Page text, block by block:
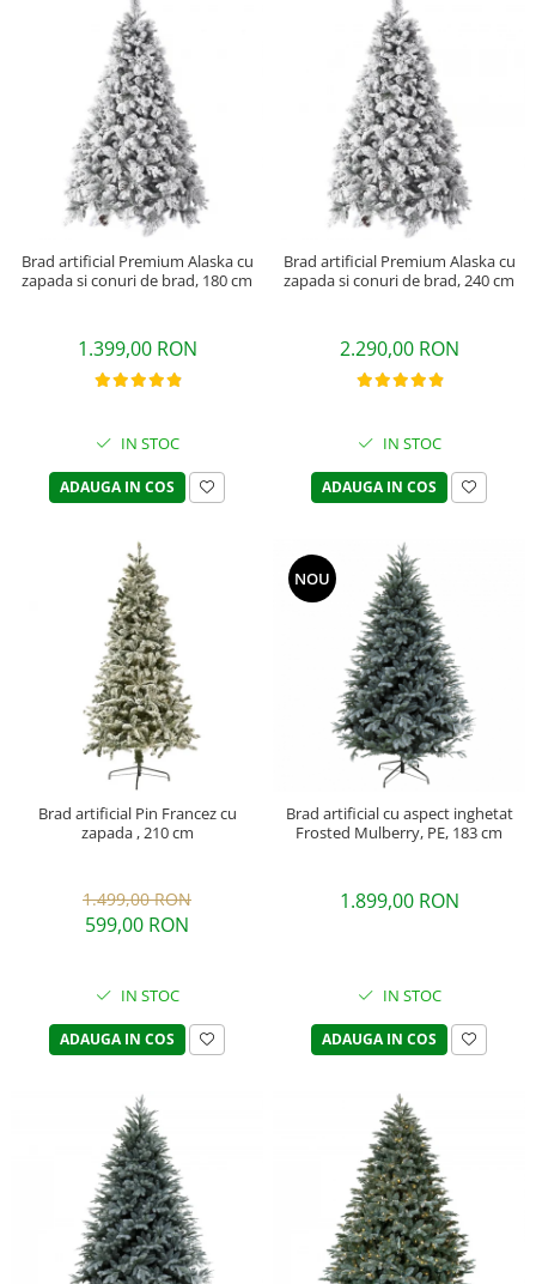
Brad artificial Premium Alaska cu
zapada si conuri de brad, 180 cm
1.399,00 RON
IN STOC
ADAUGA IN COS
Brad artificial Premium Alaska cu
zapada si conuri de brad, 240 cm
2.290,00 RON
IN STOC
ADAUGA IN COS
Brad artificial Pin Francez cu
zapada , 210 cm
1.499,00 RON
599,00 RON
IN STOC
ADAUGA IN COS
NOU
Brad artificial cu aspect inghetat
Frosted Mulberry, PE, 183 cm
1.899,00 RON
IN STOC
ADAUGA IN COS